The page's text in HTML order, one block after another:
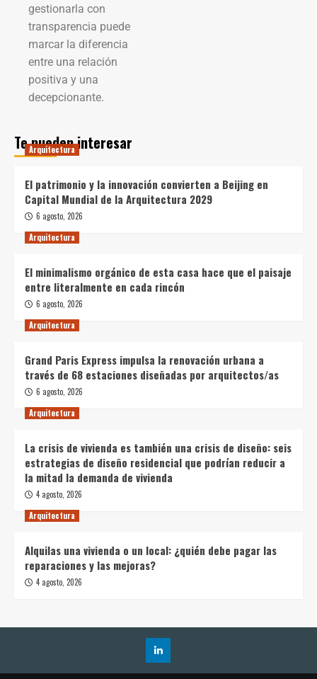
gestionarla con
transparencia puede
marcar la diferencia
entre una relación
positiva y una
decepcionante.
Te pueden interesar
Arquitectura
El patrimonio y la innovación convierten a Beijing en
Capital Mundial de la Arquitectura 2029
6 agosto, 2026
Arquitectura
El minimalismo orgánico de esta casa hace que el paisaje
entre literalmente en cada rincón
6 agosto, 2026
Arquitectura
Grand Paris Express impulsa la renovación urbana a
través de 68 estaciones diseñadas por arquitectos/as
6 agosto, 2026
Arquitectura
La crisis de vivienda es también una crisis de diseño: seis
estrategias de diseño residencial que podrían reducir a
la mitad la demanda de vivienda
4 agosto, 2026
Arquitectura
Alquilas una vivienda o un local: ¿quién debe pagar las
reparaciones y las mejoras?
4 agosto, 2026